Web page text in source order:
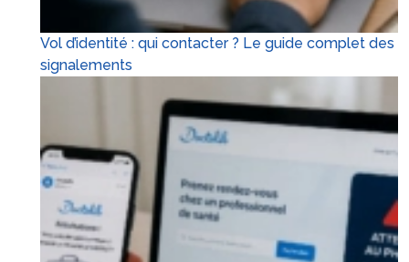
Vol d’identité : qui contacter ? Le guide complet des
signalements